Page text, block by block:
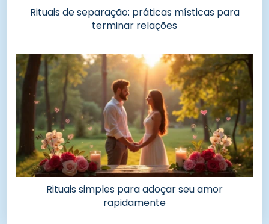
Rituais de separação: práticas místicas para
terminar relações
Rituais simples para adoçar seu amor
rapidamente